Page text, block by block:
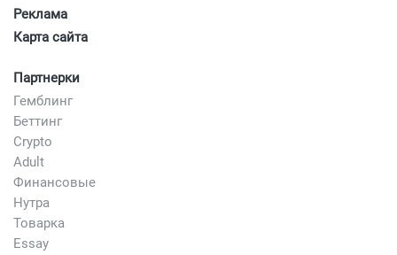
Реклама
Карта сайта
Партнерки
Гемблинг
Беттинг
Crypto
Adult
Финансовые
Нутра
Товарка
Essay